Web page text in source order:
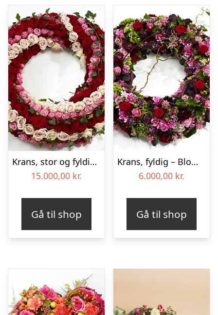
Krans, stor og fyldig – Blomster til begravelse
15.000,00 kr.
Gå til shop
Krans, fyldig – Blomster til begravelse
6.000,00 kr.
Gå til shop